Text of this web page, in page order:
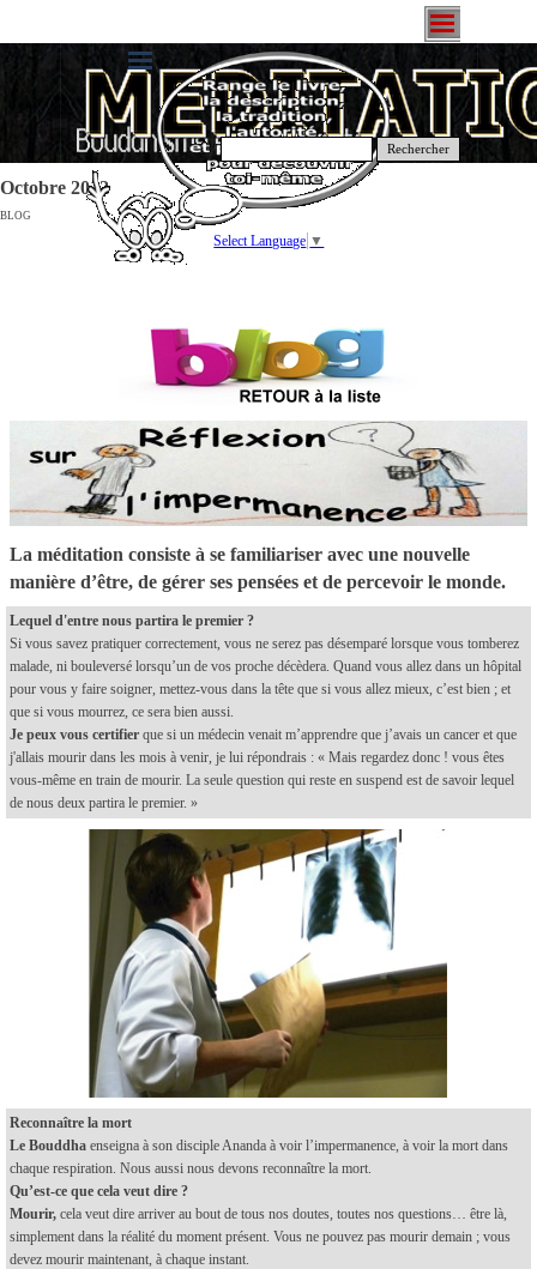
Rechercher
Octobre 2012
BLOG
Select Language ▼
La méditation consiste à se familiariser avec une nouvelle
manière d’être, de gérer ses pensées et de percevoir le monde.
Lequel d'entre nous partira le premier ?
Si vous savez pratiquer correctement, vous ne serez pas désemparé lorsque vous tomberez
malade, ni bouleversé lorsqu’un de vos proche décèdera. Quand vous allez dans un hôpital
pour vous y faire soigner, mettez-vous dans la tête que si vous allez mieux, c’est bien ; et
que si vous mourrez, ce sera bien aussi.
Je peux vous certifier que si un médecin venait m’apprendre que j’avais un cancer et que
j'allais mourir dans les mois à venir, je lui répondrais : « Mais regardez donc ! vous êtes
vous-même en train de mourir. La seule question qui reste en suspend est de savoir lequel
de nous deux partira le premier. »
Reconnaître la mort
Le Bouddha enseigna à son disciple Ananda à voir l’impermanence, à voir la mort dans
chaque respiration. Nous aussi nous devons reconnaître la mort.
Qu’est-ce que cela veut dire ?
Mourir, cela veut dire arriver au bout de tous nos doutes, toutes nos questions… être là,
simplement dans la réalité du moment présent. Vous ne pouvez pas mourir demain ; vous
devez mourir maintenant, à chaque instant.